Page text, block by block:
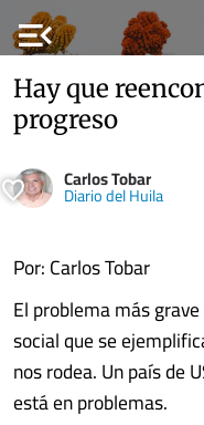
menu_open
Hay que
progreso
Carlos Tobar
Diario del Huila
Por: Carlos Tobar
El problema más
social que se
nos rodea. Un país de
está en problemas.